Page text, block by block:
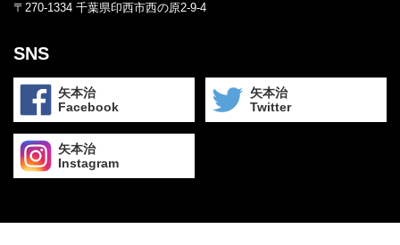
〒270-1334 千葉県印西市西の原2-9-4
SNS
矢本治
Facebook
矢本治
Twitter
矢本治
Instagram